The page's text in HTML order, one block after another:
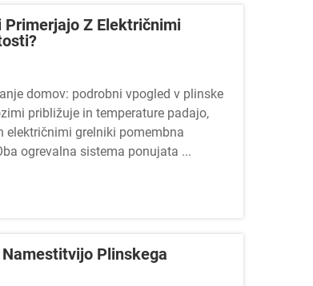
Z Električnimi
domov: podrobni vpogled v plinske
približuje in temperature padajo,
grelniki pomembna
ogrevalna sistema ponujata ...
Plinskega